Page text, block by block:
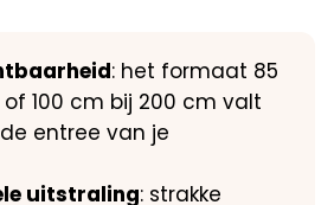
: het formaat 85
100 cm bij 200 cm valt
entree van je
uitstraling: strakke